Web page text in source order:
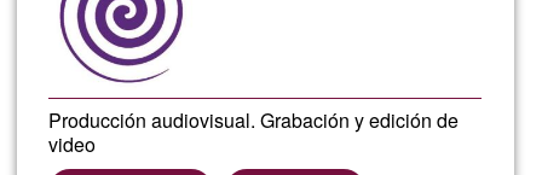
Producción audiovisual. Grabación y edición de
video